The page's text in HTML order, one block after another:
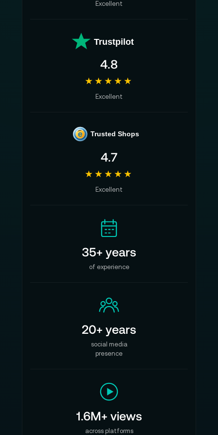
Excellent
Trustpilot
4.8
★★★★★
Excellent
e Trusted Shops
4.7
★★★★★
Excellent
35+ years
of experience
20+ years
social media
presence
1.6M+ views
across platforms